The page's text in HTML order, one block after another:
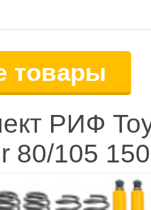
товары
РИФ
80/105